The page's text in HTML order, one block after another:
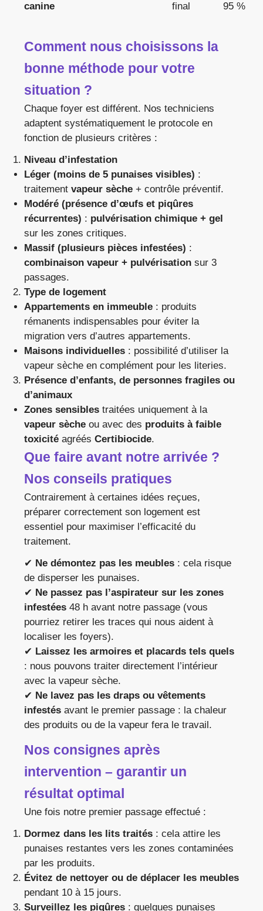
canine
final
95 %
Comment nous choisissons la
bonne méthode pour votre
situation ?
Chaque foyer est différent. Nos techniciens
adaptent systématiquement le protocole en
fonction de plusieurs critères :
Niveau d’infestation
Léger (moins de 5 punaises visibles) :
traitement vapeur sèche + contrôle préventif.
Modéré (présence d’œufs et piqûres
récurrentes) : pulvérisation chimique + gel
sur les zones critiques.
Massif (plusieurs pièces infestées) :
combinaison vapeur + pulvérisation sur 3
passages.
Type de logement
Appartements en immeuble : produits
rémanents indispensables pour éviter la
migration vers d’autres appartements.
Maisons individuelles : possibilité d’utiliser la
vapeur sèche en complément pour les literies.
Présence d’enfants, de personnes fragiles ou
d’animaux
Zones sensibles traitées uniquement à la
vapeur sèche ou avec des produits à faible
toxicité agréés Certibiocide.
Que faire avant notre arrivée ?
Nos conseils pratiques
Contrairement à certaines idées reçues,
préparer correctement son logement est
essentiel pour maximiser l’efficacité du
traitement.
✔ Ne démontez pas les meubles : cela risque
de disperser les punaises.
✔ Ne passez pas l’aspirateur sur les zones
infestées 48 h avant notre passage (vous
pourriez retirer les traces qui nous aident à
localiser les foyers).
✔ Laissez les armoires et placards tels quels
: nous pouvons traiter directement l’intérieur
avec la vapeur sèche.
✔ Ne lavez pas les draps ou vêtements
infestés avant le premier passage : la chaleur
des produits ou de la vapeur fera le travail.
Nos consignes après
intervention – garantir un
résultat optimal
Une fois notre premier passage effectué :
Dormez dans les lits traités : cela attire les
punaises restantes vers les zones contaminées
par les produits.
Évitez de nettoyer ou de déplacer les meubles
pendant 10 à 15 jours.
Surveillez les piqûres : quelques punaises